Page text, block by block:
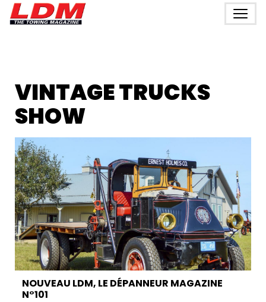
VINTAGE TRUCKS
SHOW
NOUVEAU LDM, LE DÉPANNEUR MAGAZINE
N°101